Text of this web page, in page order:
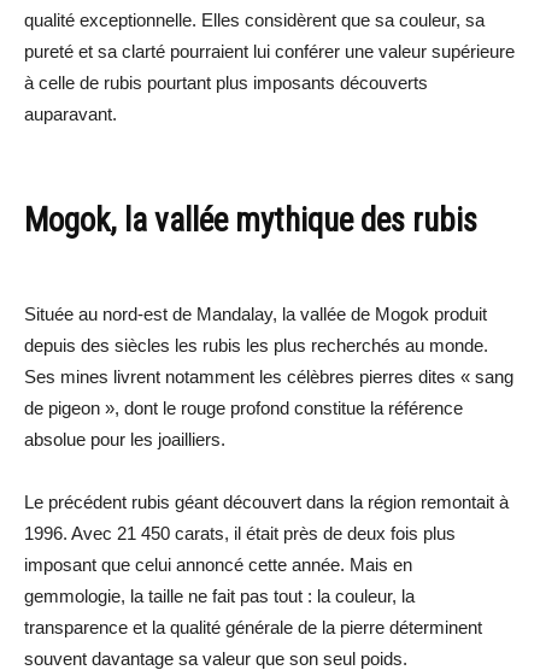
qualité exceptionnelle. Elles considèrent que sa couleur, sa
pureté et sa clarté pourraient lui conférer une valeur supérieure
à celle de rubis pourtant plus imposants découverts
auparavant.
Mogok, la vallée mythique des rubis
Située au nord-est de Mandalay, la vallée de Mogok produit
depuis des siècles les rubis les plus recherchés au monde.
Ses mines livrent notamment les célèbres pierres dites « sang
de pigeon », dont le rouge profond constitue la référence
absolue pour les joailliers.
Le précédent rubis géant découvert dans la région remontait à
1996. Avec 21 450 carats, il était près de deux fois plus
imposant que celui annoncé cette année. Mais en
gemmologie, la taille ne fait pas tout : la couleur, la
transparence et la qualité générale de la pierre déterminent
souvent davantage sa valeur que son seul poids.